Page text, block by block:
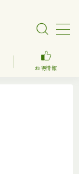
お得情報